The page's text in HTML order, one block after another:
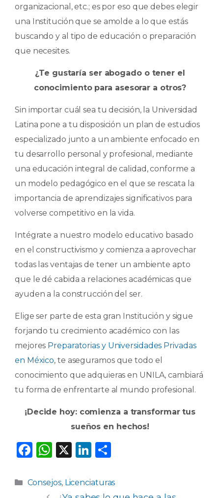
organizacional, etc.; es por eso que debes elegir
una Institución que se amolde a lo que estás
buscando y al tipo de educación o preparación
que necesites.
¿Te gustaría ser abogado o tener el
conocimiento para asesorar a otros?
Sin importar cuál sea tu decisión, la Universidad
Latina pone a tu disposición un plan de estudios
especializado junto a un ambiente enfocado en
tu desarrollo personal y profesional, mediante
una educación integral de calidad, conforme a
un modelo pedagógico en el que se rescata la
importancia de aprendizajes significativos para
volverse competitivo en la vida.
Intégrate a nuestro modelo educativo basado
en el constructivismo y comienza a aprovechar
todas las ventajas de tener un ambiente apto
que le dé cabida a relaciones académicas que
ayuden a la construcción del ser.
Elige ser parte de esta gran Institución y sigue
forjando tu crecimiento académico con las
mejores Preparatorias y Universidades Privadas
en México, te aseguramos que todo el
conocimiento que adquieras en UNILA, cambiará
tu forma de enfrentarte al mundo profesional.
¡Decide hoy: comienza a transformar tus
sueños en hechos!
F
c
W
a
X
Li
k m
Categorías
Consejos, Licenciaturas